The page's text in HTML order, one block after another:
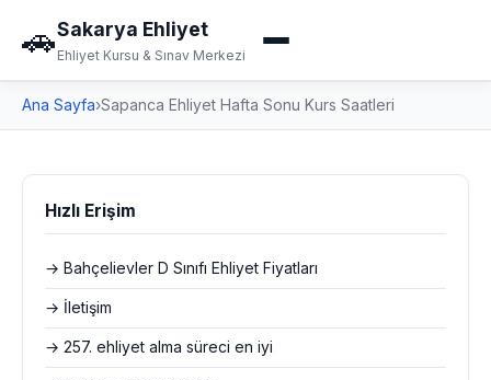
🚗Sakarya Ehliyet
Ehliyet Kursu & Sınav Merkezi
Ana Sayfa›Sapanca Ehliyet Hafta Sonu Kurs Saatleri
Hızlı Erişim
→ Bahçelievler D Sınıfı Ehliyet Fiyatları
→ İletişim
→ 257. ehliyet alma süreci en iyi